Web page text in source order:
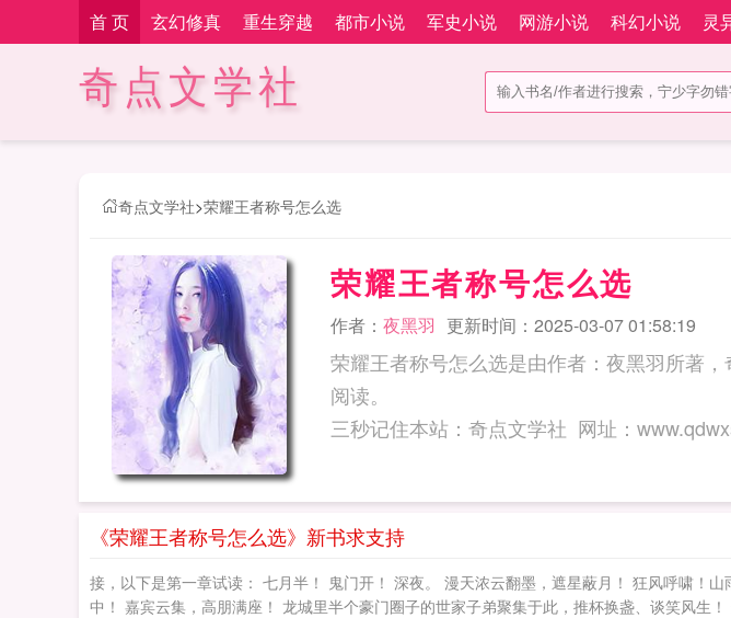
首 页 玄幻修真 重生穿越 都市小说 军史小说 网游小说 科幻小说 灵
奇点文学社
奇点文学社>荣耀王者称号怎么选
荣耀王者称号怎么选
作者： 夜黑羽 更新时间：2025-03-07 01:58:19
荣耀王者称号怎么选是由作者：夜黑羽所著
阅读。
《荣耀王者称号怎么选》新书求支持
接，以下是第一章试读： 七月半！ 鬼门开！ 深夜。 漫天浓云翻墨，遮星蔽月！ 狂风呼啸！
中！ 嘉宾云集，高朋满座！ 龙城里半个豪门圈子的世家子弟聚集于此，推杯换盏、谈笑风生